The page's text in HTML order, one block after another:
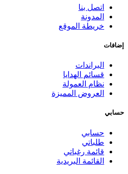
اتصل بنا
المدونة
خريطة الموقع
إضافات
البراندات
قسائم الهدايا
نظام العمولة
العروض المميزة
حسابي
حسابي
طلباتي
قائمة رغباتي
القائمة البريدية